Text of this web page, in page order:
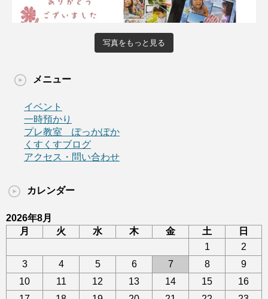
写真をもっと見る
メニュー
イベント
一時預かり
プレ教室 ぽっかぽか
くすくすブログ
アクセス・問い合わせ
カレンダー
2026年8月
月
火 水 木 金 土
日
1
2
3
4 5 6 7 8
9
10
11 12 13 14 15
16